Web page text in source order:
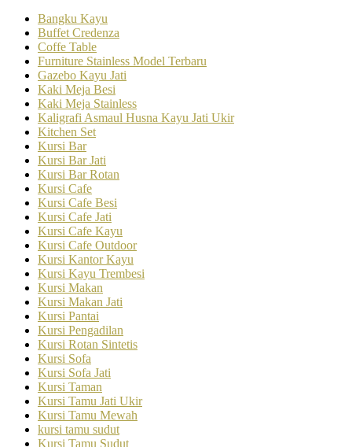
Bangku Kayu
Buffet Credenza
Coffe Table
Furniture Stainless Model Terbaru
Gazebo Kayu Jati
Kaki Meja Besi
Kaki Meja Stainless
Kaligrafi Asmaul Husna Kayu Jati Ukir
Kitchen Set
Kursi Bar
Kursi Bar Jati
Kursi Bar Rotan
Kursi Cafe
Kursi Cafe Besi
Kursi Cafe Jati
Kursi Cafe Kayu
Kursi Cafe Outdoor
Kursi Kantor Kayu
Kursi Kayu Trembesi
Kursi Makan
Kursi Makan Jati
Kursi Pantai
Kursi Pengadilan
Kursi Rotan Sintetis
Kursi Sofa
Kursi Sofa Jati
Kursi Taman
Kursi Tamu Jati Ukir
Kursi Tamu Mewah
kursi tamu sudut
Kursi Tamu Sudut